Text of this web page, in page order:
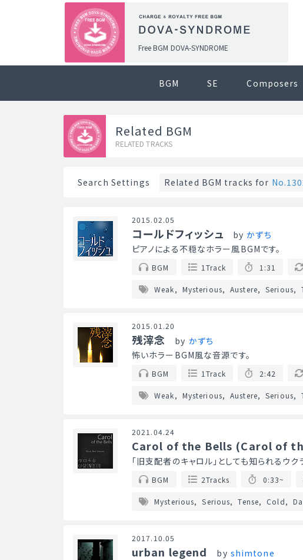
Free BGM DOVA-SYNDROME
BGM SE Composers
Related BGM
RELATED TRACKS
Search Settings Related BGM tracks for
2015.02.05
コールドフィッシュ by かずち
ピアノによる不穏なホラー風BGMです。
BGM 1Track 1:31
Weak Mysterious Austere Serious
2015.01.20
残滓念 by かずち
怖いホラーBGM風な音源です。
BGM 1Track 2:42
Weak Mysterious Austere Serious
2021.04.24
Carol of the Bells (Carol of
「旧支配者のキャロル」としても知られる
BGM 2Tracks 0:33~
Mysterious Serious Tense Cold
2017.10.05
urban legend by shimtone